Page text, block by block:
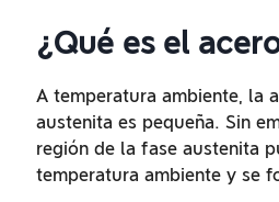
¿Qué es el
A temperatura ambiente, la
austenita es pequeña. Sin
región de la fase austenita
temperatura ambiente y se